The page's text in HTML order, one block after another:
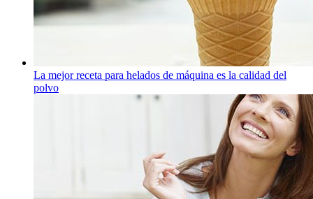
La mejor receta para helados de máquina es la calidad del
polvo